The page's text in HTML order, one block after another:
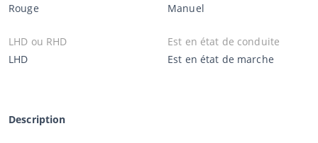
Rouge
Manuel
LHD ou RHD
LHD
Est en état de conduite
Est en état de marche
Description